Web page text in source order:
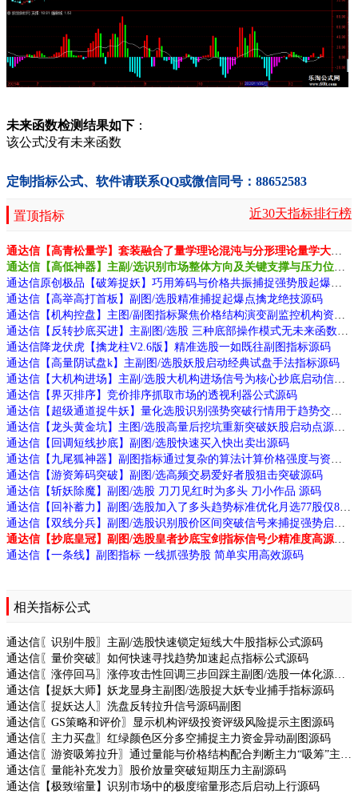
未来函数检测结果如下 ：
该公式没有未来函数
定制指标公式、软件请联系QQ或微信同号：88652583
置顶指标 近30天指标排行榜
通达信【高举高打首板】副图/选股精准捕捉起爆点擒龙绝技源码
通达信降龙伏虎【擒龙柱V2.6版】精准选股一如既往副图指标源码
通达信【高量阴试盘k】主副图/选股妖股启动经典试盘手法指标源码
通达信【界灭排序】竞价排序抓取市场的透视利器公式源码
通达信【回调短线抄底】副图/选股快速买入快出卖出源码
通达信【游资筹码突破】副图/选高频交易爱好者股狙击突破源码
通达信【斩妖除魔】副图/选股 刀刀见红时为多头 刀小作品 源码
通达信【一条线】副图指标 一线抓强势股 简单实用高效源码
相关指标公式
通达信〖识别牛股〗主副/选股快速锁定短线大牛股指标公式源码
通达信〖量价突破〗如何快速寻找趋势加速起点指标公式源码
通达信【捉妖大师】妖龙显身主副图/选股捉大妖专业捕手指标源码
通达信〖捉妖达人〗洗盘反转拉升信号源码副图
通达信〖GS策略和评价〗显示机构评级投资评级风险提示主图源码
通达信〖主力买盘〗红绿颜色区分多空捕捉主力资金异动副图源码
通达信〖量能补充发力〗股价放量突破短期压力主副源码
通达信【极致缩量】识别市场中的极度缩量形态后启动上行源码